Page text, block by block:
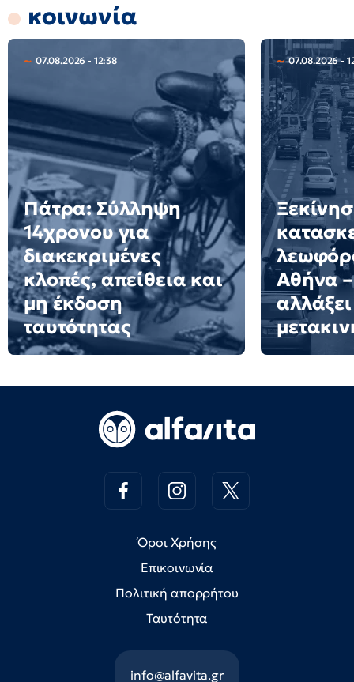
κοινωνία
07.08.2026 - 12:38
Πάτρα: Σύλληψη
14χρονου για
διακεκριμένες
κλοπές, απείθεια και
μη έκδοση
ταυτότητας
07.08.2026 -
Αθήνα
αλλάξει
Όροι Χρήσης
Επικοινωνία
Πολιτική απορρήτου
Ταυτότητα
info@alfavita.gr